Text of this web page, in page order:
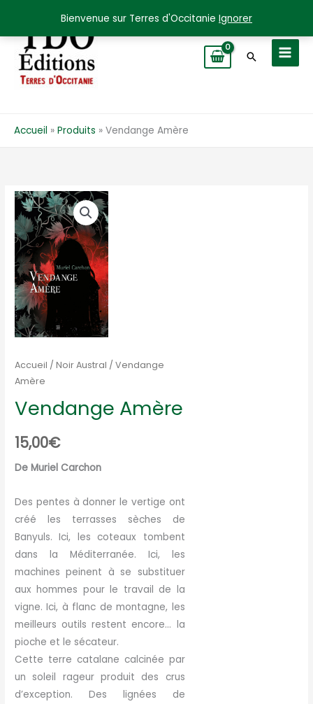
Bienvenue sur Terres d'Occitanie Ignorer
contenu
Accueil Produits Vendange Amère
Accueil /Noir Austral / Vendange
Amère
Vendange Amère
15,00€
De Muriel Carchon
Des pentes à donner le vertige ont
créé les terrasses sèches de
Banyuls. Ici, les coteaux tombent
dans la Méditerranée. Ici, les
machines peinent à se substituer
aux hommes pour le travail de la
vigne. Ici, à flanc de montagne, les
meilleurs outils restent encore… la
pioche et le sécateur.
Cette terre catalane calcinée par
un soleil rageur produit des crus
d’exception. Des lignées de